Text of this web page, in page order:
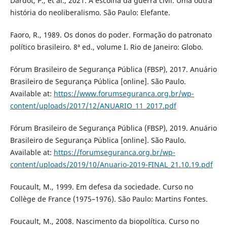
história do neoliberalismo. São Paulo: Elefante.
Faoro, R., 1989. Os donos do poder. Formação do patronato
político brasileiro. 8ª ed., volume I. Rio de Janeiro: Globo.
Fórum Brasileiro de Segurança Pública (FBSP), 2017. Anuário
Brasileiro de Segurança Pública [online]. São Paulo.
Available at: https://www.forumseguranca.org.br/wp-
content/uploads/2017/12/ANUARIO_11_2017.pdf
Fórum Brasileiro de Segurança Pública (FBSP), 2019. Anuário
Brasileiro de Segurança Pública [online]. São Paulo.
Available at: https://forumseguranca.org.br/wp-
content/uploads/2019/10/Anuario-2019-FINAL_21.10.19.pdf
Foucault, M., 1999. Em defesa da sociedade. Curso no
Collège de France (1975–1976). São Paulo: Martins Fontes.
Foucault, M., 2008. Nascimento da biopolítica. Curso no